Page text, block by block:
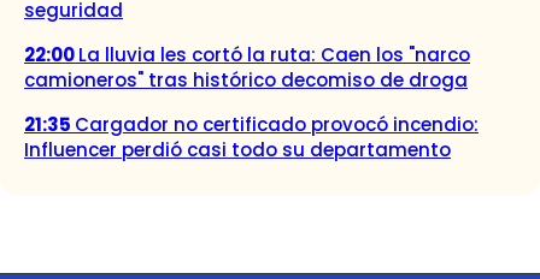
seguridad
22:00La lluvia les cortó la ruta: Caen los "narco
camioneros" tras histórico decomiso de droga
21:35 Cargador no certificado provocó incendio:
Influencer perdió casi todo su departamento